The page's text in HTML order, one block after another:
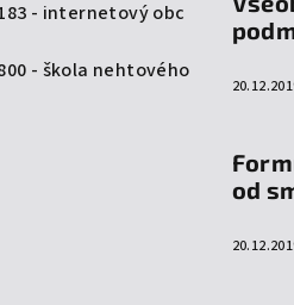
- internetový obc
- škola nehtového
od